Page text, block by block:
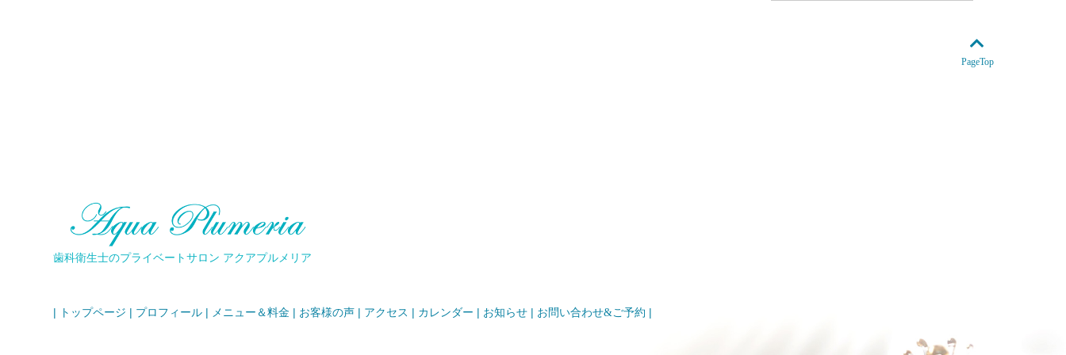
PageTop
歯科衛生士のプライベートサロン アクアプルメリア
| トップページ | プロフィール | メニュー＆料金 | お客様の声 | アクセス | カレンダー | お知らせ | お問い合わせ&ご予約 |